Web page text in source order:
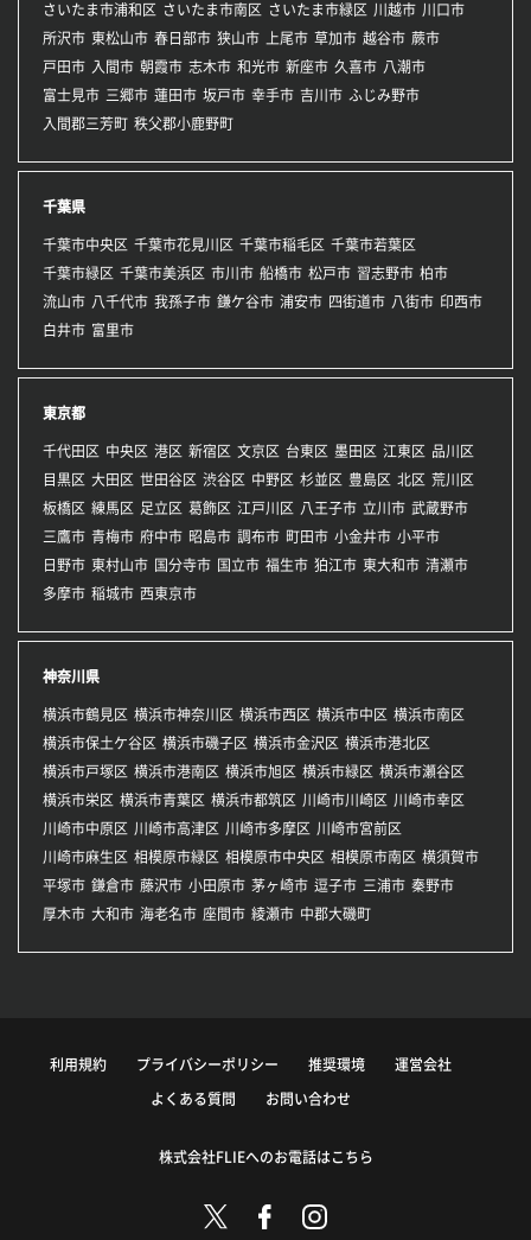
さいたま市浦和区
さいたま市南区 さいたま市緑区 川越市 川口市
所沢市 東松山市 春日部市 狭山市 上尾市 草加市 越谷市 蕨市
戸田市 入間市 朝霞市 志木市 和光市 新座市 久喜市 八潮市
富士見市 三郷市 蓮田市 坂戸市 幸手市 吉川市 ふじみ野市
入間郡三芳町 秩父郡小鹿野町
千葉県
千葉市中央区 千葉市花見川区 千葉市稲毛区 千葉市若葉区
千葉市緑区 千葉市美浜区 市川市 船橋市 松戸市 習志野市 柏市
流山市 八千代市 我孫子市 鎌ケ谷市 浦安市 四街道市 八街市 印西市
白井市 富里市
東京都
千代田区 中央区 港区 新宿区 文京区 台東区 墨田区 江東区 品川区
目黒区 大田区 世田谷区 渋谷区 中野区 杉並区 豊島区 北区 荒川区
板橋区 練馬区 足立区 葛飾区 江戸川区 八王子市 立川市 武蔵野市
三鷹市 青梅市 府中市 昭島市 調布市 町田市 小金井市 小平市
日野市 東村山市 国分寺市 国立市 福生市 狛江市 東大和市 清瀬市
多摩市 稲城市 西東京市
神奈川県
横浜市鶴見区 横浜市神奈川区 横浜市西区 横浜市中区 横浜市南区
横浜市保土ケ谷区 横浜市磯子区 横浜市金沢区 横浜市港北区
横浜市戸塚区 横浜市港南区 横浜市旭区 横浜市緑区 横浜市瀬谷区
横浜市栄区 横浜市青葉区 横浜市都筑区 川崎市川崎区 川崎市幸区
川崎市中原区 川崎市高津区 川崎市多摩区 川崎市宮前区
川崎市麻生区 相模原市緑区 相模原市中央区 相模原市南区 横須賀市
平塚市 鎌倉市 藤沢市 小田原市 茅ヶ崎市 逗子市 三浦市 秦野市
厚木市 大和市 海老名市 座間市 綾瀬市 中郡大磯町
利用規約 プライバシーポリシー 推奨環境 運営会社
よくある質問 お問い合わせ
株式会社FLIEへのお電話はこちら